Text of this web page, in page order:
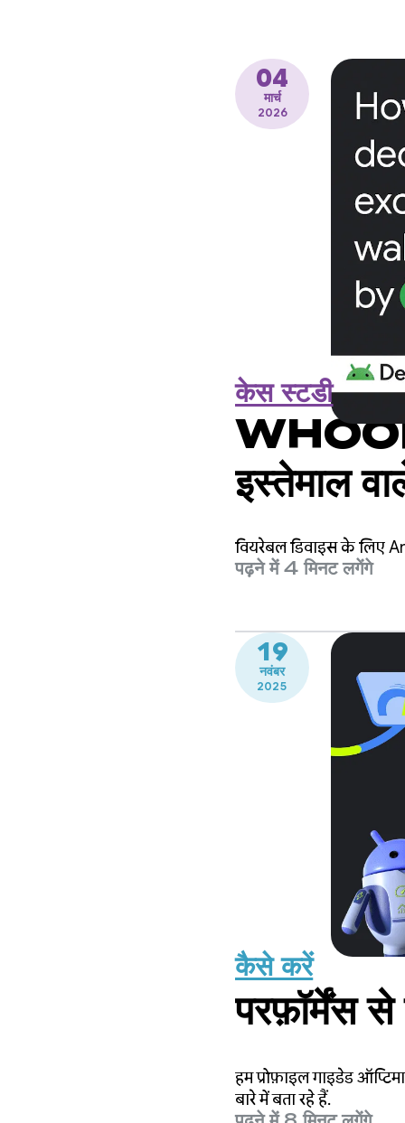
04
मार्च
2026
केस स्टडी
WHOOP
इस्तेमाल
कम किया
वियरेबल डिवाइस के लिए
पढ़ने में 4 मिनट लगेंगे
19
नवंबर
2025
कैसे करें
परफ़ॉर्मेंस
हम प्रोफ़ाइल गाइडेड
बारे में बता रहे हैं.